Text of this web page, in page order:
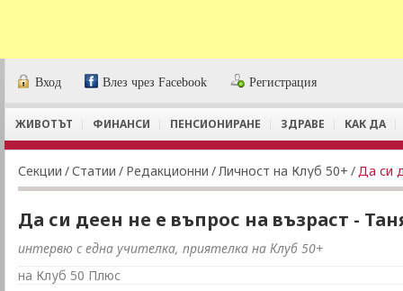
Вход Влез чрез Facebook Регистрация
ЖИВОТЪТ ФИНАНСИ ПЕНСИОНИРАНЕ ЗДРАВЕ КАК ДА
Секции /Статии / Редакционни /Личност на Клуб 50+ /Да си
Да си деен не е въпрос на възраст -
интервю с една учителка, приятелка на Клуб 50+
на Клуб 50 Плюс